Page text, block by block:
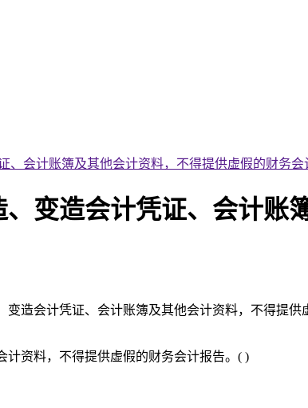
、会计账簿及其他会计资料，不得提供虚假的财务会
、变造会计凭证、会计账
造会计凭证、会计账簿及其他会计资料，不得提供
计资料，不得提供虚假的财务会计报告。( )